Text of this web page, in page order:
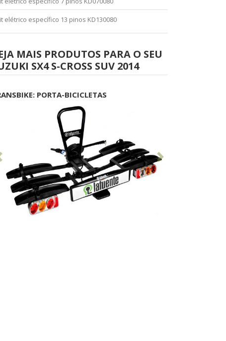
elétrico específico 13 pinos KD130080
MAIS PRODUTOS PARA O SEU
SX4 S-CROSS SUV 2014
PORTA-BICICLETAS